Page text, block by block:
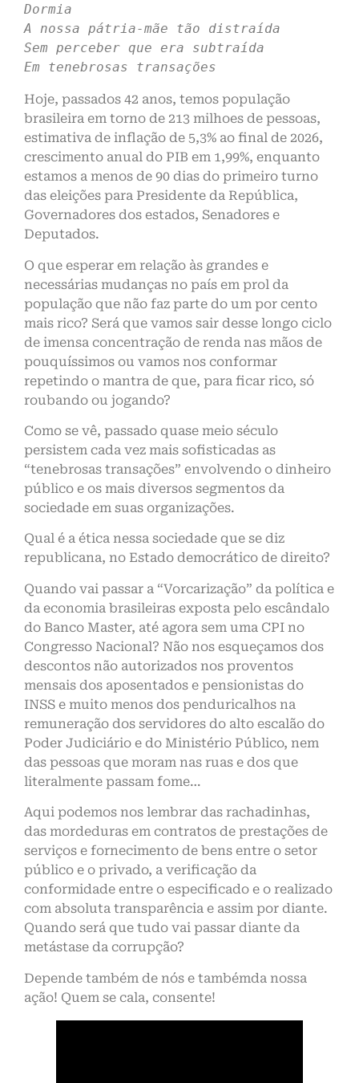
Dormia
A nossa pátria-mãe tão distraída
Sem perceber que era subtraída
Em tenebrosas transações
Hoje, passados 42 anos, temos população
brasileira em torno de 213 milhoes de pessoas,
estimativa de inflação de 5,3% ao final de 2026,
crescimento anual do PIB em 1,99%, enquanto
estamos a menos de 90 dias do primeiro turno
das eleições para Presidente da República,
Governadores dos estados, Senadores e
Deputados.
O que esperar em relação às grandes e
necessárias mudanças no país em prol da
população que não faz parte do um por cento
mais rico? Será que vamos sair desse longo ciclo
de imensa concentração de renda nas mãos de
pouquíssimos ou vamos nos conformar
repetindo o mantra de que, para ficar rico, só
roubando ou jogando?
Como se vê, passado quase meio século
persistem cada vez mais sofisticadas as
“tenebrosas transações” envolvendo o dinheiro
público e os mais diversos segmentos da
sociedade em suas organizações.
Qual é a ética nessa sociedade que se diz
republicana, no Estado democrático de direito?
Quando vai passar a “Vorcarização” da política e
da economia brasileiras exposta pelo escândalo
do Banco Master, até agora sem uma CPI no
Congresso Nacional? Não nos esqueçamos dos
descontos não autorizados nos proventos
mensais dos aposentados e pensionistas do
INSS e muito menos dos penduricalhos na
remuneração dos servidores do alto escalão do
Poder Judiciário e do Ministério Público, nem
das pessoas que moram nas ruas e dos que
literalmente passam fome…
Aqui podemos nos lembrar das rachadinhas,
das mordeduras em contratos de prestações de
serviços e fornecimento de bens entre o setor
público e o privado, a verificação da
conformidade entre o especificado e o realizado
com absoluta transparência e assim por diante.
Quando será que tudo vai passar diante da
metástase da corrupção?
Depende também de nós e tambémda nossa
ação! Quem se cala, consente!